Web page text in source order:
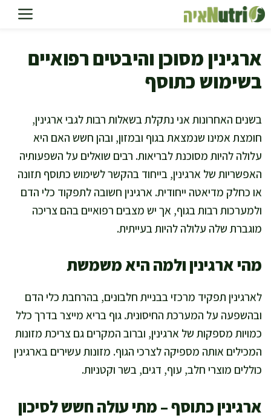
לדלג
לתוכן
ארגינין מסוכן והיבטים רפואיים
בשימוש כתוסף
בשנים האחרונות אני נתקלת בשאלות רבות לגבי ארגינין,
חומצת אמינו שנמצאת בגוף ובמזון, ובהן חשש האם היא
עלולה להיות מסוכנת לבריאות. רבים שואלים על השפעותיה
האפשריות של ארגינין, בייחוד בהקשר לשימוש כתוסף תזונה
או כחלק מדיאטה ייחודית. ארגינין חשובה לתפקוד כלי הדם
ולמערכות רבות בגוף, אך יש מצבים רפואיים בהם צריכה
מוגברת שלה עלולה להיות בעייתית.
מהי ארגינין ולמה היא משמשת
לארגינין תפקיד מרכזי בבניית חלבונים, בהרחבת כלי הדם
ובהשפעה על המערכת החיסונית. גוף בריא מייצר בדרך כלל
כמויות מספקות של ארגינין, וברוב המקרים גם צריכת מזונות
המכילים אותה מספיקה לצרכי הגוף. מזונות עשירים בארגינין
כוללים מוצרי חלב, עוף, דגים, בשר וקטניות.
ארגינין כתוסף – מתי עולה חשש לסיכון